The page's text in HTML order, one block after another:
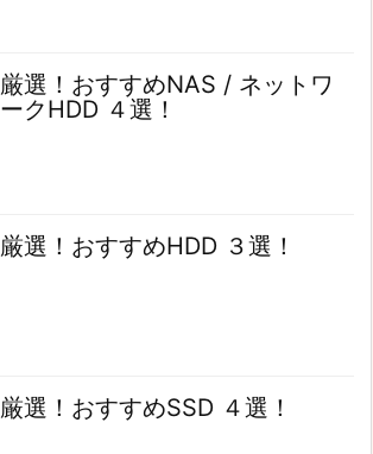
厳選！おすすめNAS / ネットワ
ークHDD ４選！
厳選！おすすめHDD ３選！
厳選！おすすめSSD ４選！